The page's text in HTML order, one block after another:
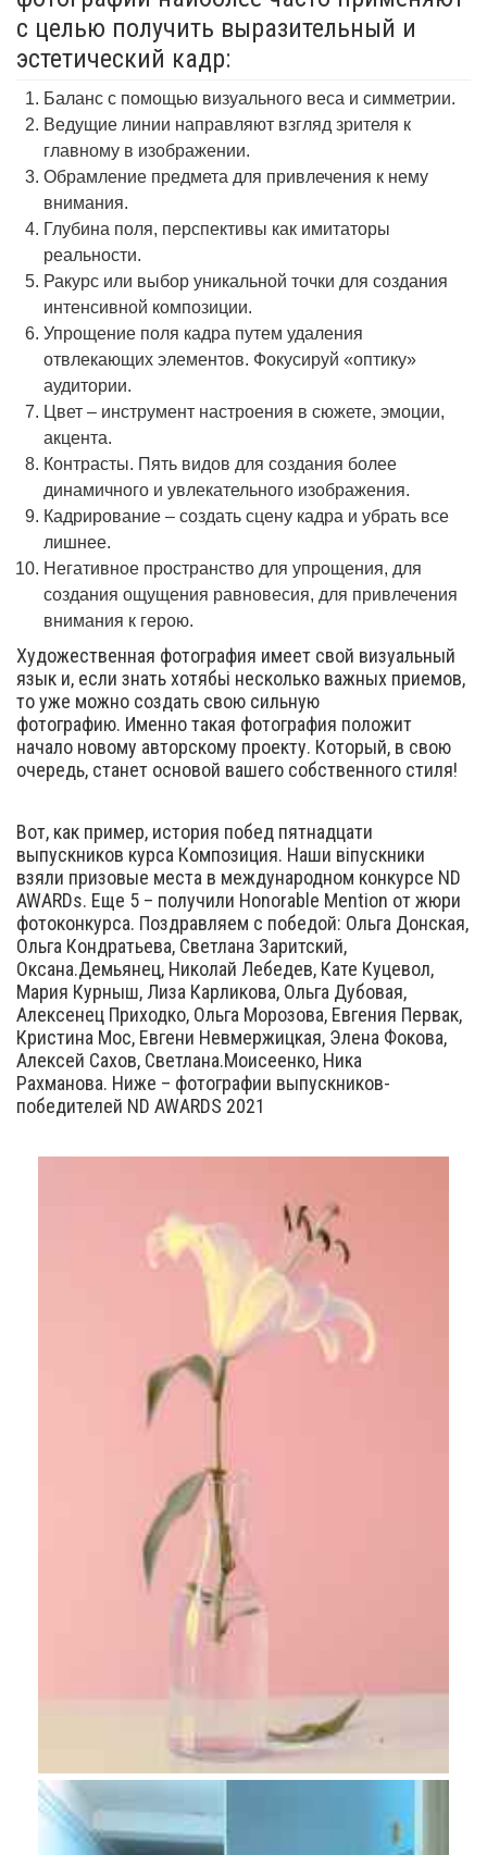
с целью получить выразительный и
эстетический кадр:
Баланс с помощью визуального веса и симметрии.
Ведущие линии направляют взгляд зрителя к
главному в изображении.
Обрамление предмета для привлечения к нему
внимания.
Глубина поля, перспективы как имитаторы
реальности.
Ракурс или выбор уникальной точки для создания
интенсивной композиции.
Упрощение поля кадра путем удаления
отвлекающих элементов. Фокусируй «оптику»
аудитории.
Цвет – инструмент настроения в сюжете, эмоции,
акцента.
Контрасты. Пять видов для создания более
динамичного и увлекательного изображения.
Кадрирование – создать сцену кадра и убрать все
лишнее.
Негативное пространство для упрощения, для
создания ощущения равновесия, для привлечения
внимания к герою.
Художественная фотография имеет свой визуальный
язык и, если знать хотябьі несколько важных приемов,
то уже можно создать свою сильную
фотографию. Именно такая фотография положит
начало новому авторскому проекту. Который, в свою
очередь, станет основой вашего собственного стиля!
Вот, как пример, история побед пятнадцати
выпускников курса Композиция. Наши віпускники
взяли призовые места в международном конкурсе ND
AWARDs. Еще 5 – получили Honorable Mention от жюри
фотоконкурса. Поздравляем с победой: Ольга Донская,
Ольга Кондратьева, Светлана Заритский,
Оксана.Демьянец, Николай Лебедев, Кате Куцевол,
Мария Курныш, Лиза Карликова, Ольга Дубовая,
Алексенец Приходко, Ольга Морозова, Евгения Первак,
Кристина Мос, Евгени Невмержицкая, Элена Фокова,
Алексей Сахов, Светлана.Моисеенко, Ника
Рахманова. Ниже – фотографии выпускников-
победителей ND AWARDS 2021